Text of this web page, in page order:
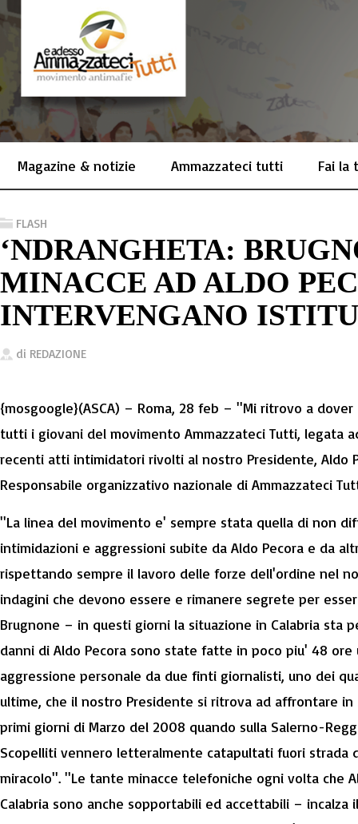
Magazine & notizie Ammazzateci tutti Fai la
FLASH
‘NDRANGHETA:
MINACCE AD ALDO
INTERVENGANO
di REDAZIONE
{mosgoogle}(ASCA) – Roma, 28 feb – ''Mi ritrovo a
tutti i giovani del movimento Ammazzateci Tutti, legata
recenti atti intimidatori rivolti al nostro Presidente, Aldo
Responsabile organizzativo nazionale di Ammazzateci
''La linea del movimento e' sempre stata quella di non
intimidazioni e aggressioni subite da Aldo Pecora e da
rispettando sempre il lavoro delle forze dell'ordine nel
indagini che devono essere e rimanere segrete per
Brugnone – in questi giorni la situazione in Calabria sta
danni di Aldo Pecora sono state fatte in poco piu' 48 ore
aggressione personale da due finti giornalisti, uno dei
ultime, che il nostro Presidente si ritrova ad affrontare in
primi giorni di Marzo del 2008 quando sulla Salerno-
Scopelliti vennero letteralmente catapultati fuori strada
miracolo''. ''Le tante minacce telefoniche ogni volta che
Calabria sono anche sopportabili ed accettabili – incalza